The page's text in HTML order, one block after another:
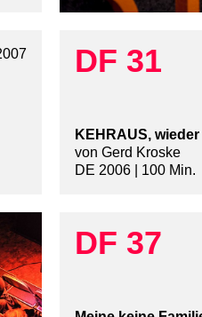
DF 31
KEHRAUS, wieder
von Gerd Kroske
DE 2006 | 100 Min.
DF 37